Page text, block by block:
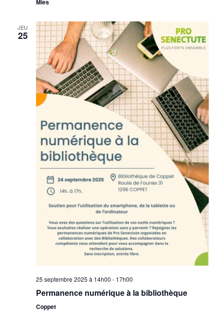
Mies
JEU
25
25 septembre 2025 à 14h00 - 17h00
Permanence numérique à la bibliothèque
Coppet